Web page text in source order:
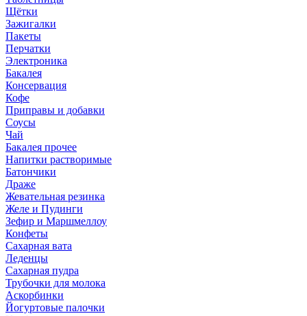
Щётки
Зажигалки
Пакеты
Перчатки
Электроника
Бакалея
Консервация
Кофе
Приправы и добавки
Соусы
Чай
Бакалея прочее
Напитки растворимые
Батончики
Драже
Жевательная резинка
Желе и Пудинги
Зефир и Маршмеллоу
Конфеты
Сахарная вата
Леденцы
Сахарная пудра
Трубочки для молока
Аскорбинки
Йогуртовые палочки